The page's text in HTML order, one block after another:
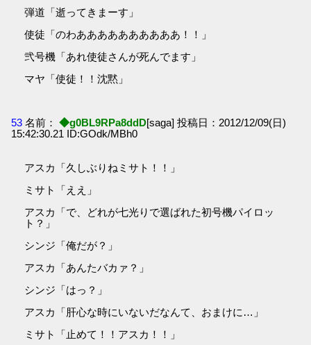
弾道「逝ってきまーす」
使徒「のわああああああああああ！！」
弐号機「あれ使徒さんが死んでます」
マヤ「使徒！！沈黙」
53 名前： ◆g0BL9RPa8ddD[saga] 投稿日：2012/12/09(日)
15:42:30.21 ID:GOdk/MBh0
アスカ「久しぶりねミサト！！」
ミサト「ええ」
アスカ「で、どれが七光りで選ばれた初号機パイロッ
ト？」
シンジ「俺だが？」
アスカ「あんたバカァ？」
シンジ「はっ？」
アスカ「肝心な時にいないだなんて、おまけに…」
ミサト「止めて！！アスカ！！」